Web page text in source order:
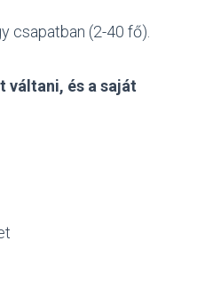
csapatban (2-40 fő).
váltani, és a saját